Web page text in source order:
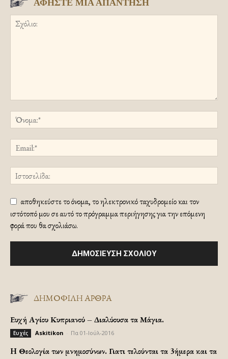
ΑΦΗΣΤΕ ΜΙΑ ΑΠΑΝΤΗΣΗ
αποθηκεύστε το όνομα, το ηλεκτρονικό ταχυδρομείο και τον
ιστότοπό μου σε αυτό το πρόγραμμα περιήγησης για την επόμενη
φορά που θα σχολιάσω.
ΔΗΜΟΦΙΛΗ ΑΡΘΡΑ
Ευχή Αγίου Κυπριανού – Διαλύουσα τα Μάγια.
Ευχές Askitikon Πα 01-Ιούλ-2016
H Θεολογία των μνημοσύνων. Γιατι τελούνται τα 3ήμερα και τα